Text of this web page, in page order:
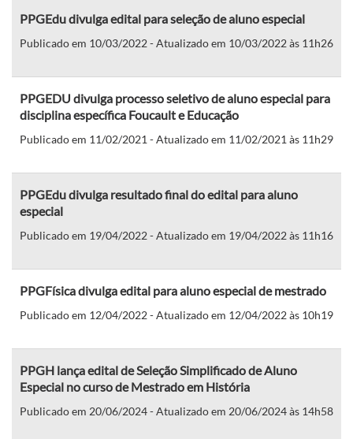
PPGEdu divulga edital para seleção de aluno especial
Publicado em 10/03/2022 - Atualizado em 10/03/2022 às 11h26
PPGEDU divulga processo seletivo de aluno especial para
disciplina específica Foucault e Educação
Publicado em 11/02/2021 - Atualizado em 11/02/2021 às 11h29
PPGEdu divulga resultado final do edital para aluno
especial
Publicado em 19/04/2022 - Atualizado em 19/04/2022 às 11h16
PPGFísica divulga edital para aluno especial de mestrado
Publicado em 12/04/2022 - Atualizado em 12/04/2022 às 10h19
PPGH lança edital de Seleção Simplificado de Aluno
Especial no curso de Mestrado em História
Publicado em 20/06/2024 - Atualizado em 20/06/2024 às 14h58